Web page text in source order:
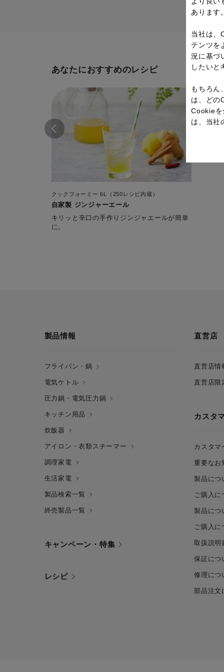
あなたにおすすめのレシピ
クックフォーミー 6L（250レシピ内蔵）
自家製 ジンジャーエール
キリッと辛口の手作りジンジャエールが簡単
に。
製品情報
フライパン・鍋
電気ケトル
圧力鍋・電気圧力鍋
キッチン用品
炊飯器
アイロン・衣類スチーマー
調理家電
生活家電
製品検索一覧
終売製品一覧
キャンペーン・特集
レシピ
直営店
直営店情
直営店限
カスタ
カスタマ
重要なお
製品につ
ご購入
製品につ
ご購入
取扱説明
保証につ
修理につ
部品注文
あります
当社は、
テンツを
況に基づ
したいと
もちろん
は、どの
Cookieを
は、当社